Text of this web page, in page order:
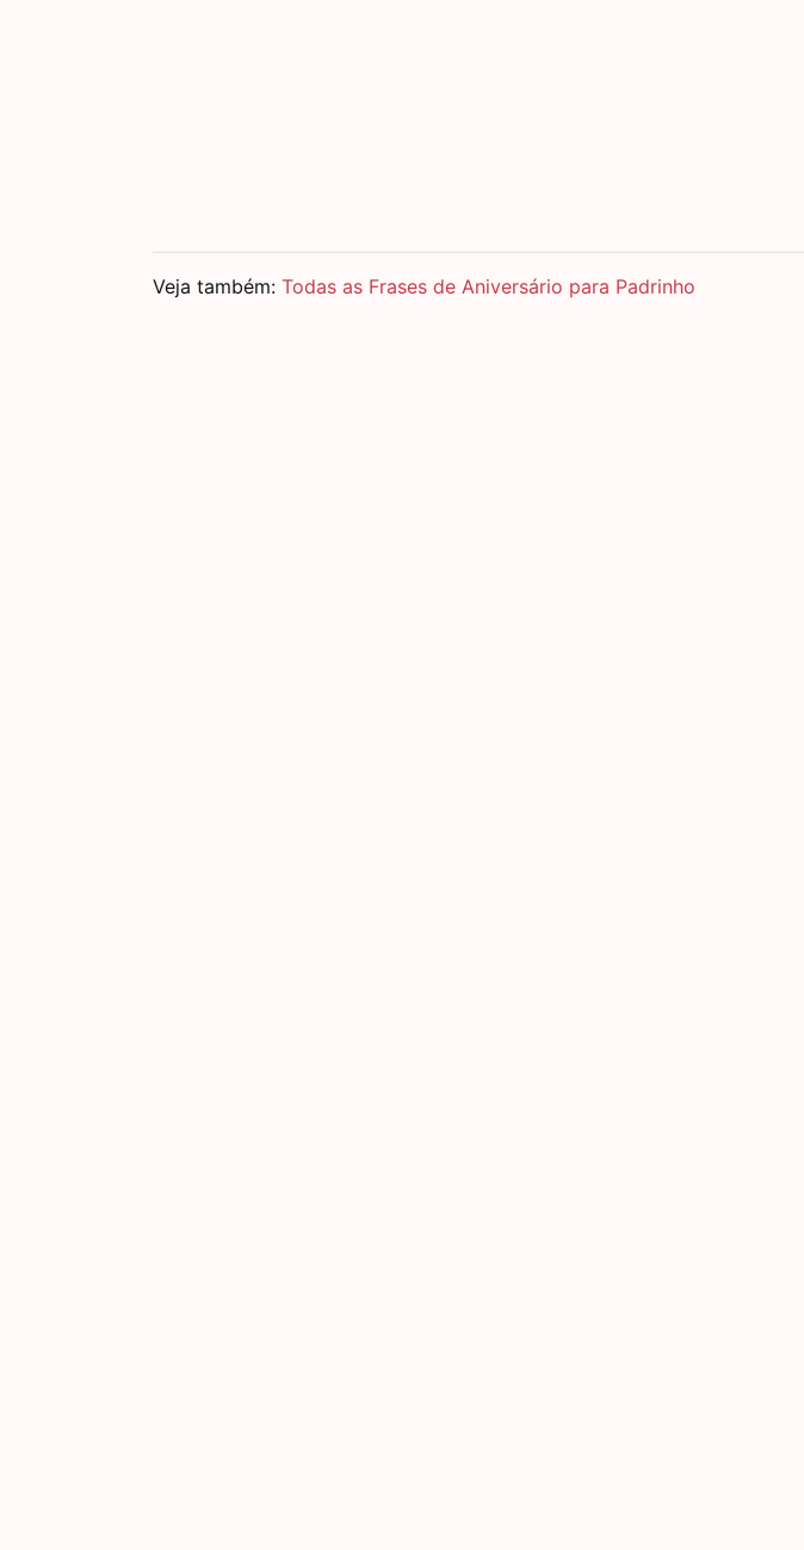
Veja também: Todas as Frases de Aniversário para Padrinho